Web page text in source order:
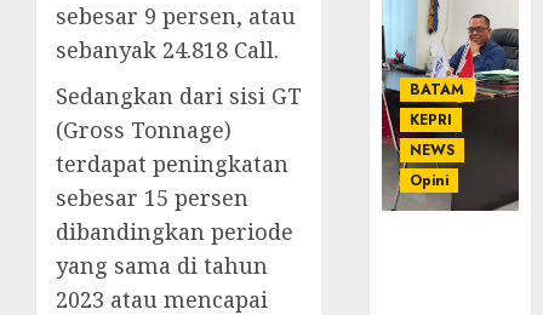
sebesar 9 persen, atau
sebanyak 24.818 Call.
Sedangkan dari sisi GT
(Gross Tonnage)
terdapat peningkatan
sebesar 15 persen
dibandingkan periode
yang sama di tahun
2023 atau mencapai
BATAM
KEPRI
NEWS
Opini